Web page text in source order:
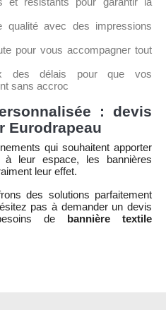
qualité avec des impressions
pour vous accompagner tout
des délais pour que vos
sans accroc
: devis
Eurodrapeau
qui souhaitent apporter
à leur espace, les bannières
leur effet.
des solutions parfaitement
pas à demander un devis
de bannière textile